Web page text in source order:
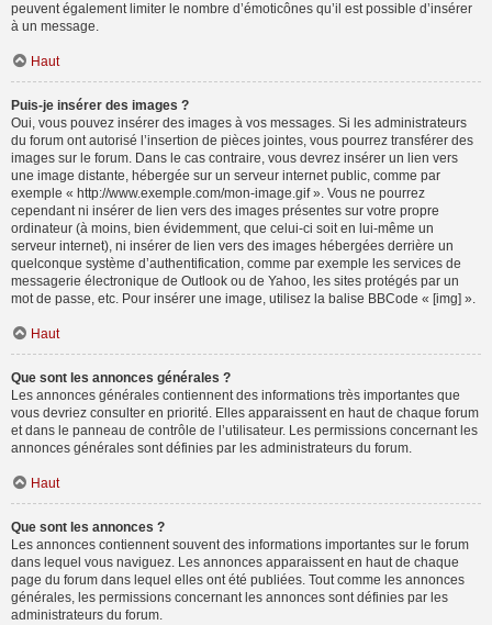
peuvent également limiter le nombre d’émoticônes qu’il est possible d’insérer
à un message.
Haut
Puis-je insérer des images ?
Oui, vous pouvez insérer des images à vos messages. Si les administrateurs
du forum ont autorisé l’insertion de pièces jointes, vous pourrez transférer des
images sur le forum. Dans le cas contraire, vous devrez insérer un lien vers
une image distante, hébergée sur un serveur internet public, comme par
exemple « http://www.exemple.com/mon-image.gif ». Vous ne pourrez
cependant ni insérer de lien vers des images présentes sur votre propre
ordinateur (à moins, bien évidemment, que celui-ci soit en lui-même un
serveur internet), ni insérer de lien vers des images hébergées derrière un
quelconque système d’authentification, comme par exemple les services de
messagerie électronique de Outlook ou de Yahoo, les sites protégés par un
mot de passe, etc. Pour insérer une image, utilisez la balise BBCode « [img] ».
Haut
Que sont les annonces générales ?
Les annonces générales contiennent des informations très importantes que
vous devriez consulter en priorité. Elles apparaissent en haut de chaque forum
et dans le panneau de contrôle de l’utilisateur. Les permissions concernant les
annonces générales sont définies par les administrateurs du forum.
Haut
Que sont les annonces ?
Les annonces contiennent souvent des informations importantes sur le forum
dans lequel vous naviguez. Les annonces apparaissent en haut de chaque
page du forum dans lequel elles ont été publiées. Tout comme les annonces
générales, les permissions concernant les annonces sont définies par les
administrateurs du forum.